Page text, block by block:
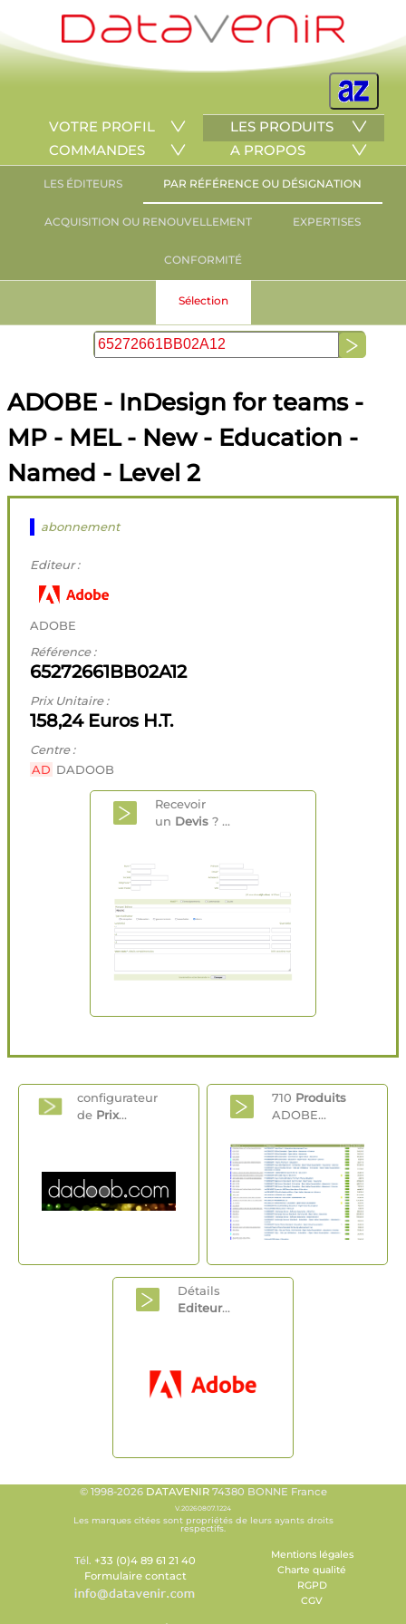
VOTRE PROFIL
LES PRODUITS
COMMANDES
A PROPOS
LES ÉDITEURS PAR RÉFÉRENCE OU DÉSIGNATION
ACQUISITION OU RENOUVELLEMENT EXPERTISES
CONFORMITÉ
Sélection
ADOBE - InDesign for teams -
MP - MEL - New - Education -
Named - Level 2
abonnement
Editeur :
ADOBE
Référence :
65272661BB02A12
Prix Unitaire :
158,24 Euros H.T.
Centre :
AD DADOOB
Recevoir
un Devis ? ...
configurateur
de Prix...
710 Produits
ADOBE...
Détails
Editeur...
© 1998-2026 DATAVENIR74380 BONNE France
V.20260807.1224
Les marques citées sont propriétés de leurs ayants droits
respectifs.
Tél. +33 (0)4 89 61 21 40
Formulaire contact
Mentions légales
Charte qualité
RGPD
CGV